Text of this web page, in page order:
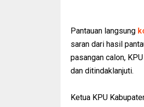
Pantauan langsung
saran dari hasil
pasangan calon,
dan ditindaklanjuti.
Ketua KPU